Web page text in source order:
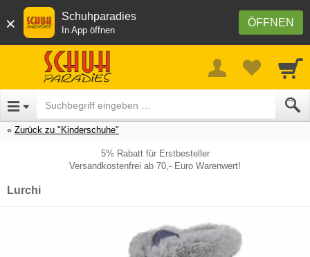
× ÖFFNEN
Schuhparadies
In App öffnen
Zurück zu "Kinderschuhe"
5% Rabatt für Erstbesteller
Versandkostenfrei ab 70,- Euro Warenwert!
Lurchi